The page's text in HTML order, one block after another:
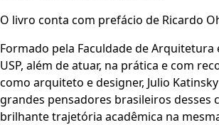
O livro conta com prefácio de Ricardo
Formado pela Faculdade de Arquitetura
USP, além de atuar, na prática e com
como arquiteto e designer, Julio
grandes pensadores brasileiros desses
brilhante trajetória acadêmica na